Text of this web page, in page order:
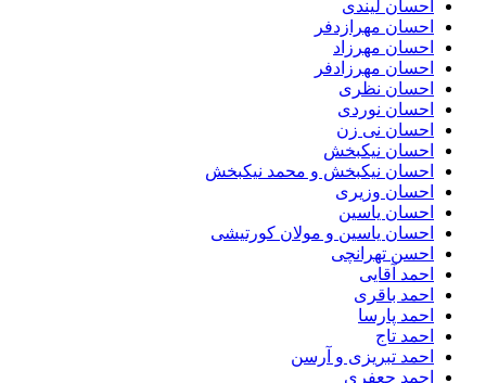
احسان لیندی
احسان مهرازدفر
احسان مهرزاد
احسان مهرزادفر
احسان نظری
احسان نوردی
احسان نی زن
احسان نیکبخش
احسان نیکبخش و محمد نیکبخش
احسان وزیری
احسان یاسین
احسان یاسین و مولان کورتیشی
احسن تهرانچی
احمد آقایی
احمد باقری
احمد پارسا
احمد تاج
احمد تبریزی و آرسن
احمد جعفری